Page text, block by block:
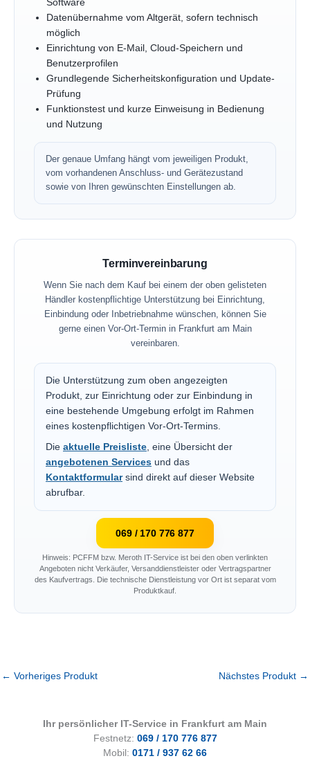
Software
Datenübernahme vom Altgerät, sofern technisch
möglich
Einrichtung von E-Mail, Cloud-Speichern und
Benutzerprofilen
Grundlegende Sicherheitskonfiguration und Update-
Prüfung
Funktionstest und kurze Einweisung in Bedienung
und Nutzung
Der genaue Umfang hängt vom jeweiligen Produkt,
vom vorhandenen Anschluss- und Gerätezustand
sowie von Ihren gewünschten Einstellungen ab.
Terminvereinbarung
Wenn Sie nach dem Kauf bei einem der oben gelisteten
Händler kostenpflichtige Unterstützung bei Einrichtung,
Einbindung oder Inbetriebnahme wünschen, können Sie
gerne einen Vor-Ort-Termin in Frankfurt am Main
vereinbaren.
Die Unterstützung zum oben angezeigten
Produkt, zur Einrichtung oder zur Einbindung in
eine bestehende Umgebung erfolgt im Rahmen
eines kostenpflichtigen Vor-Ort-Termins.
Die aktuelle Preisliste , eine Übersicht der
angebotenen Services und das
Kontaktformularsind direkt auf dieser Website
abrufbar.
069 / 170 776 877
Hinweis: PCFFM bzw. Meroth IT-Service ist bei den oben verlinkten
Angeboten nicht Verkäufer, Versanddienstleister oder Vertragspartner
des Kaufvertrags. Die technische Dienstleistung vor Ort ist separat vom
Produktkauf.
← Vorheriges Produkt Nächstes Produkt →
Ihr persönlicher IT-Service in Frankfurt am Main
Festnetz: 069 / 170 776 877
Mobil: 0171 / 937 62 66